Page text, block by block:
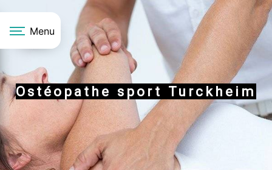
Menu
Ostéopathe sport Turckheim
Panneau de gestion des cookies